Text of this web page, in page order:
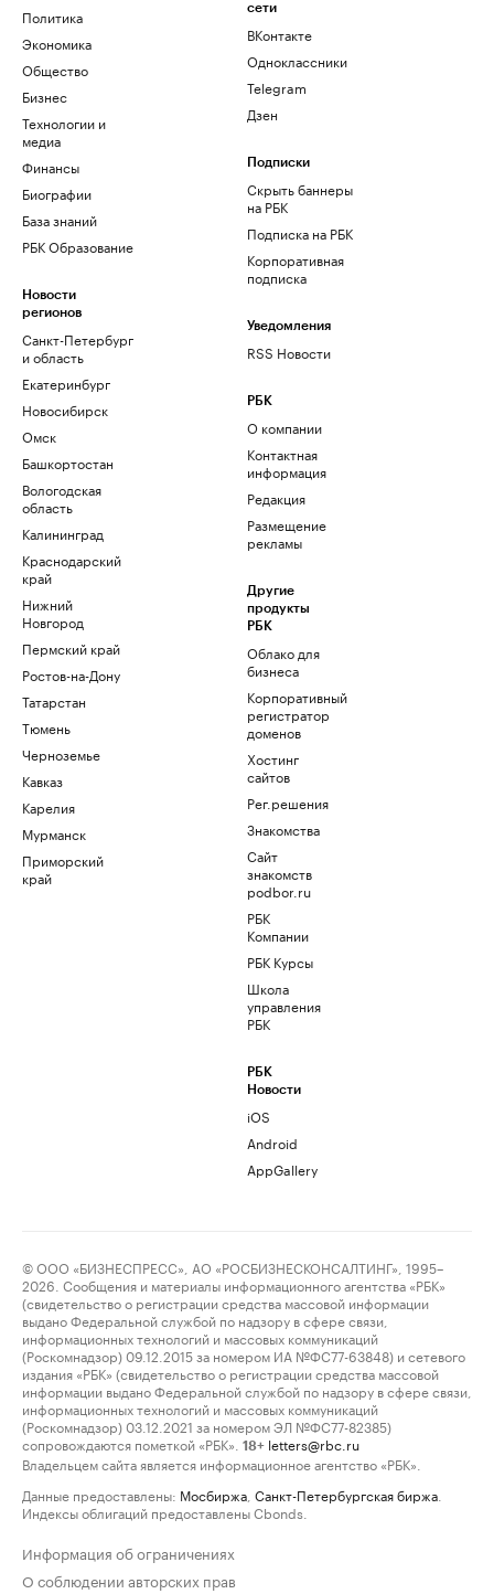
Политика
Экономика
Общество
Бизнес
Технологии и
медиа
Финансы
Биографии
База знаний
РБК Образование
Новости
регионов
Санкт-Петербург
и область
Екатеринбург
Новосибирск
Омск
Башкортостан
Вологодская
область
Калининград
Краснодарский
край
Нижний
Новгород
Пермский край
Ростов-на-Дону
Татарстан
Тюмень
Черноземье
Кавказ
Карелия
Мурманск
Приморский
край
сети
ВКонтакте
Одноклассники
Telegram
Дзен
Подписки
Скрыть баннеры
на РБК
Подписка на РБК
Корпоративная
подписка
Уведомления
RSS Новости
РБК
О компании
Контактная
информация
Редакция
Размещение
рекламы
Другие
продукты
РБК
Облако для
бизнеса
Корпоративный
регистратор
доменов
Хостинг
сайтов
Рег.решения
Знакомства
Сайт
знакомств
podbor.ru
РБК
Компании
РБК Курсы
Школа
управления
РБК
РБК
Новости
iOS
Android
AppGallery
© ООО «БИЗНЕСПРЕСС», АО «РОСБИЗНЕСКОНСАЛТИНГ», 1995–
2026. Сообщения и материалы информационного агентства «РБК»
(свидетельство о регистрации средства массовой информации
выдано Федеральной службой по надзору в сфере связи,
информационных технологий и массовых коммуникаций
(Роскомнадзор) 09.12.2015 за номером ИА №ФС77-63848) и сетевого
издания «РБК» (свидетельство о регистрации средства массовой
информации выдано Федеральной службой по надзору в сфере связи,
информационных технологий и массовых коммуникаций
(Роскомнадзор) 03.12.2021 за номером ЭЛ №ФС77-82385)
сопровождаются пометкой «РБК».
18+ letters@rbc.ru
Владельцем сайта является информационное агентство «РБК».
Данные предоставлены: Мосбиржа Санкт-Петербургская биржа
Индексы облигаций предоставлены Cbonds.
Информация об ограничениях
О соблюдении авторских прав